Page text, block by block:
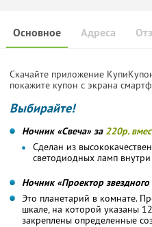
Основное Адреса
Скачайте приложение
покажите купон с экрана
Выбирайте!
Ночник «Свеча» за 220р.
Сделан из
светодиодных ламп внутри
Ночник «Проектор звездного
Это планетарий в комнате.
шкале, на которой указаны
закреплены определенные